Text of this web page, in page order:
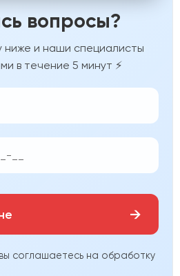
вопросы?
ниже и наши специалисты
в течение 5 минут ⚡
→
соглашаетесь на обработку